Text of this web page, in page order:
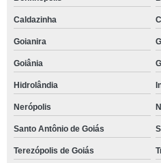
Caldazinha
Goianira
Goiânia
Hidrolândia
Nerópolis
Santo Antônio de Goiás
Terezópolis de Goiás